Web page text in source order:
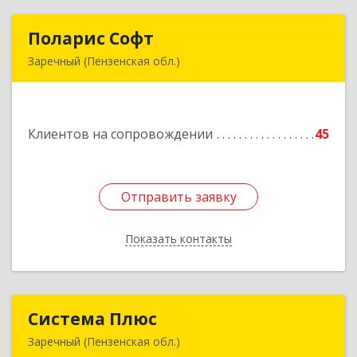
Поларис Софт
Заречный (Пензенская обл.)
Клиентов на сопровождении 45
Отправить заявку
Показать контакты
Подробнее
Отправить заявку
Назад
Система Плюс
Заречный (Пензенская обл.)